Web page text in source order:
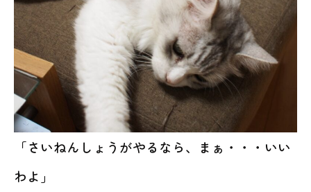
「さいねんしょうがやるなら、まぁ・・・いい
わよ」